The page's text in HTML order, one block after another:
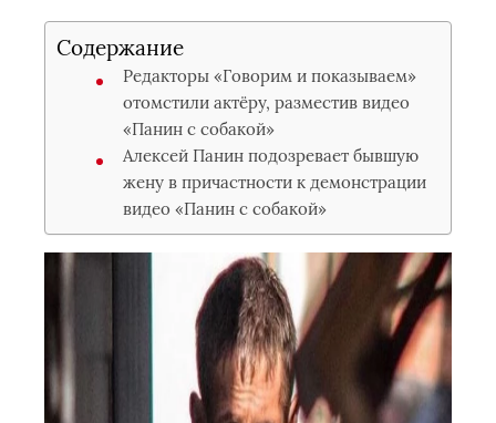
Содержание
Редакторы «Говорим и показываем»
отомстили актёру, разместив видео
«Панин с собакой»
Алексей Панин подозревает бывшую
жену в причастности к демонстрации
видео «Панин с собакой»